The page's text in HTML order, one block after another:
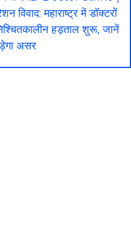
विवाद: महाराष्ट्र में डॉक्टरों
हड़ताल शुरू, जानें
असर